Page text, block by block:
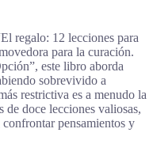
regalo: 12 lecciones para
para la curación.
este libro aborda
sobrevivido a
restrictiva es a menudo la
de doce lecciones valiosas,
pensamientos y